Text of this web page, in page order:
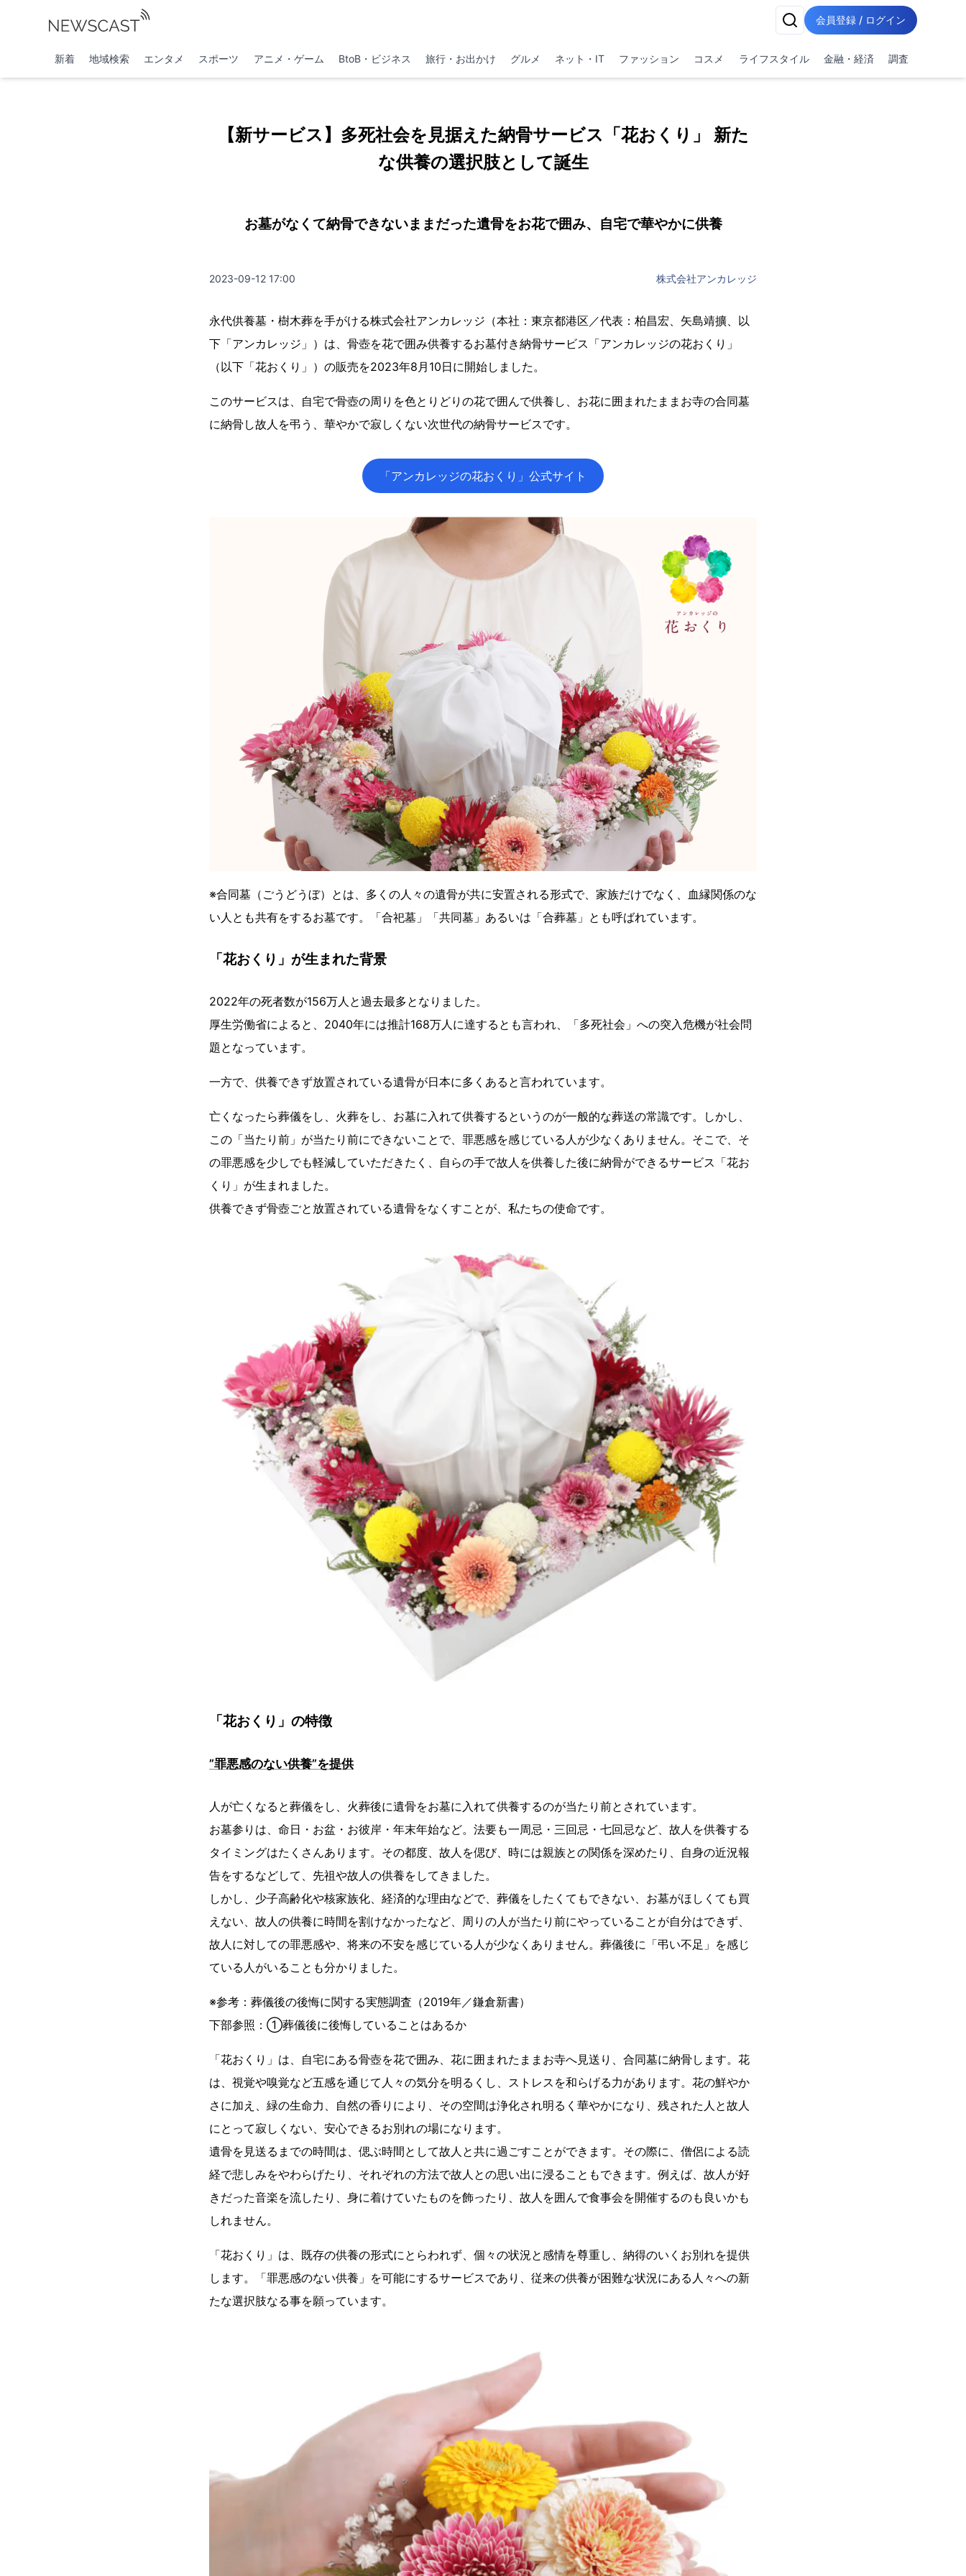
会員登録 / ログイン
新着 地域検索 エンタメ スポーツ アニメ・ゲーム BtoB・ビジネス 旅行・お出かけ グルメ ネット・IT ファッション コスメ ライフスタイル 金融・経済 調査
【新サービス】多死社会を見据えた納骨サービス「花おくり」 新た
な供養の選択肢として誕生
お墓がなくて納骨できないままだった遺骨をお花で囲み、自宅で華やかに供養
2023-09-12 17:00 株式会社アンカレッジ
永代供養墓・樹木葬を手がける株式会社アンカレッジ（本社：東京都港区／代表：柏昌宏、矢島靖擴、以
下「アンカレッジ」）は、骨壺を花で囲み供養するお墓付き納骨サービス「アンカレッジの花おくり」
（以下「花おくり」）の販売を2023年8月10日に開始しました。
このサービスは、自宅で骨壺の周りを色とりどりの花で囲んで供養し、お花に囲まれたままお寺の合同墓
に納骨し故人を弔う、華やかで寂しくない次世代の納骨サービスです。
「アンカレッジの花おくり」公式サイト
※合同墓（ごうどうぼ）とは、多くの人々の遺骨が共に安置される形式で、家族だけでなく、血縁関係のな
い人とも共有をするお墓です。「合祀墓」「共同墓」あるいは「合葬墓」とも呼ばれています。
「花おくり」が生まれた背景
2022年の死者数が156万人と過去最多となりました。
厚生労働省によると、2040年には推計168万人に達するとも言われ、「多死社会」への突入危機が社会問
題となっています。
一方で、供養できず放置されている遺骨が日本に多くあると言われています。
亡くなったら葬儀をし、火葬をし、お墓に入れて供養するというのが一般的な葬送の常識です。しかし、
この「当たり前」が当たり前にできないことで、罪悪感を感じている人が少なくありません。そこで、そ
の罪悪感を少しでも軽減していただきたく、自らの手で故人を供養した後に納骨ができるサービス「花お
くり」が生まれました。
供養できず骨壺ごと放置されている遺骨をなくすことが、私たちの使命です。
「花おくり」の特徴
”罪悪感のない供養”を提供
人が亡くなると葬儀をし、火葬後に遺骨をお墓に入れて供養するのが当たり前とされています。
お墓参りは、命日・お盆・お彼岸・年末年始など。法要も一周忌・三回忌・七回忌など、故人を供養する
タイミングはたくさんあります。その都度、故人を偲び、時には親族との関係を深めたり、自身の近況報
告をするなどして、先祖や故人の供養をしてきました。
しかし、少子高齢化や核家族化、経済的な理由などで、葬儀をしたくてもできない、お墓がほしくても買
えない、故人の供養に時間を割けなかったなど、周りの人が当たり前にやっていることが自分はできず、
故人に対しての罪悪感や、将来の不安を感じている人が少なくありません。葬儀後に「弔い不足」を感じ
ている人がいることも分かりました。
※参考：葬儀後の後悔に関する実態調査（2019年／鎌倉新書）
下部参照：①葬儀後に後悔していることはあるか
「花おくり」は、自宅にある骨壺を花で囲み、花に囲まれたままお寺へ見送り、合同墓に納骨します。花
は、視覚や嗅覚など五感を通じて人々の気分を明るくし、ストレスを和らげる力があります。花の鮮やか
さに加え、緑の生命力、自然の香りにより、その空間は浄化され明るく華やかになり、残された人と故人
にとって寂しくない、安心できるお別れの場になります。
遺骨を見送るまでの時間は、偲ぶ時間として故人と共に過ごすことができます。その際に、僧侶による読
経で悲しみをやわらげたり、それぞれの方法で故人との思い出に浸ることもできます。例えば、故人が好
きだった音楽を流したり、身に着けていたものを飾ったり、故人を囲んで食事会を開催するのも良いかも
しれません。
「花おくり」は、既存の供養の形式にとらわれず、個々の状況と感情を尊重し、納得のいくお別れを提供
します。「罪悪感のない供養」を可能にするサービスであり、従来の供養が困難な状況にある人々への新
たな選択肢なる事を願っています。